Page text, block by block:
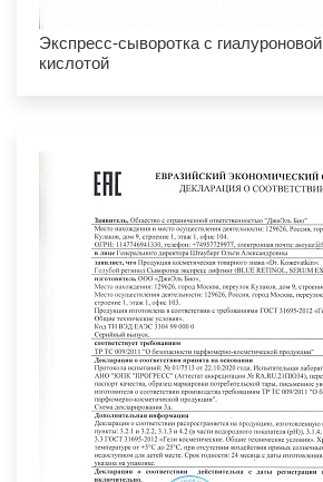
Экспресс-сыворотка с гиалуроновой
кислотой